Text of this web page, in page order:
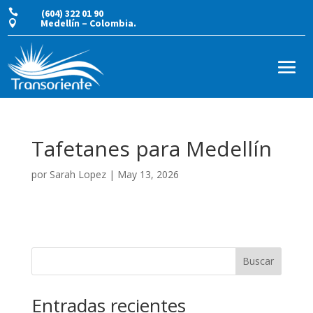
 (604) 322 01 90
 Medellín – Colombia.
Tafetanes para Medellín
por Sarah Lopez| May 13, 2026
Buscar
Entradas recientes